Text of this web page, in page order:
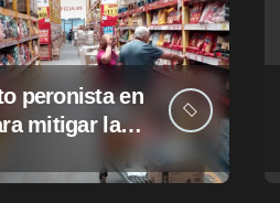
peronista en
mitigar la